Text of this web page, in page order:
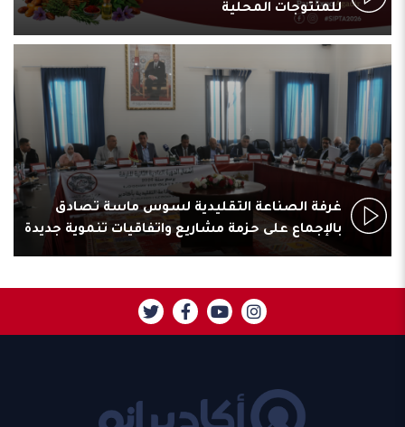
للمنتوجات المحلية
غرفة الصناعة التقليدية لسوس ماسة تصادق
بالإجماع على حزمة مشاريع واتفاقيات تنموية جديدة